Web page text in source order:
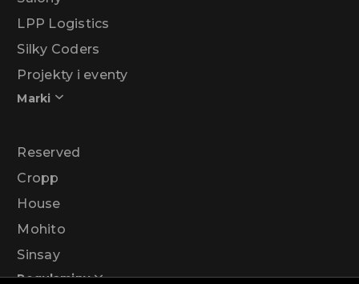
LPP Logistics
Silky Coders
Projekty i eventy
Marki
Reserved
Cropp
House
Mohito
Sinsay
Regulaminy